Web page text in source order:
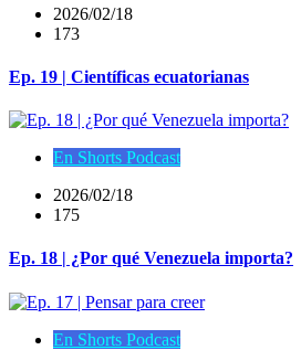
2026/02/18
173
Ep. 19 | Científicas ecuatorianas
En Shorts Podcast
2026/02/18
175
Ep. 18 | ¿Por qué Venezuela importa?
En Shorts Podcast